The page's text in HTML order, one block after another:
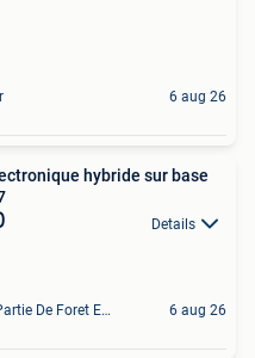
6 aug 26
hybride sur base
Details
Beaufays + Partie De Foret Et De Tilff 6 aug 26